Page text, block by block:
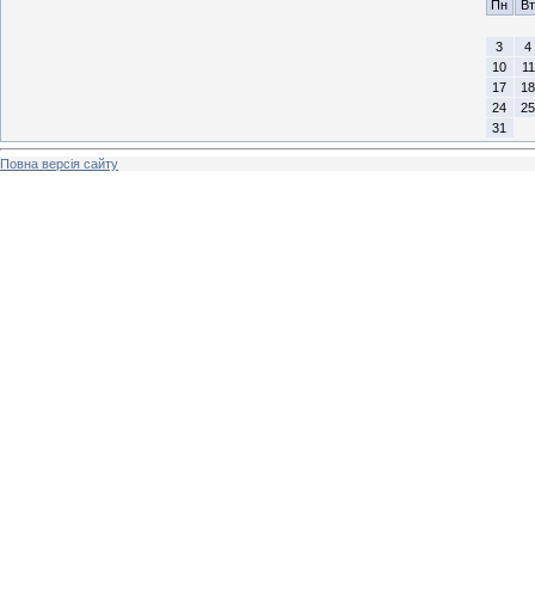
Пн
Вт
3
4
10
11
17
18
24
25
31
Повна версія сайту